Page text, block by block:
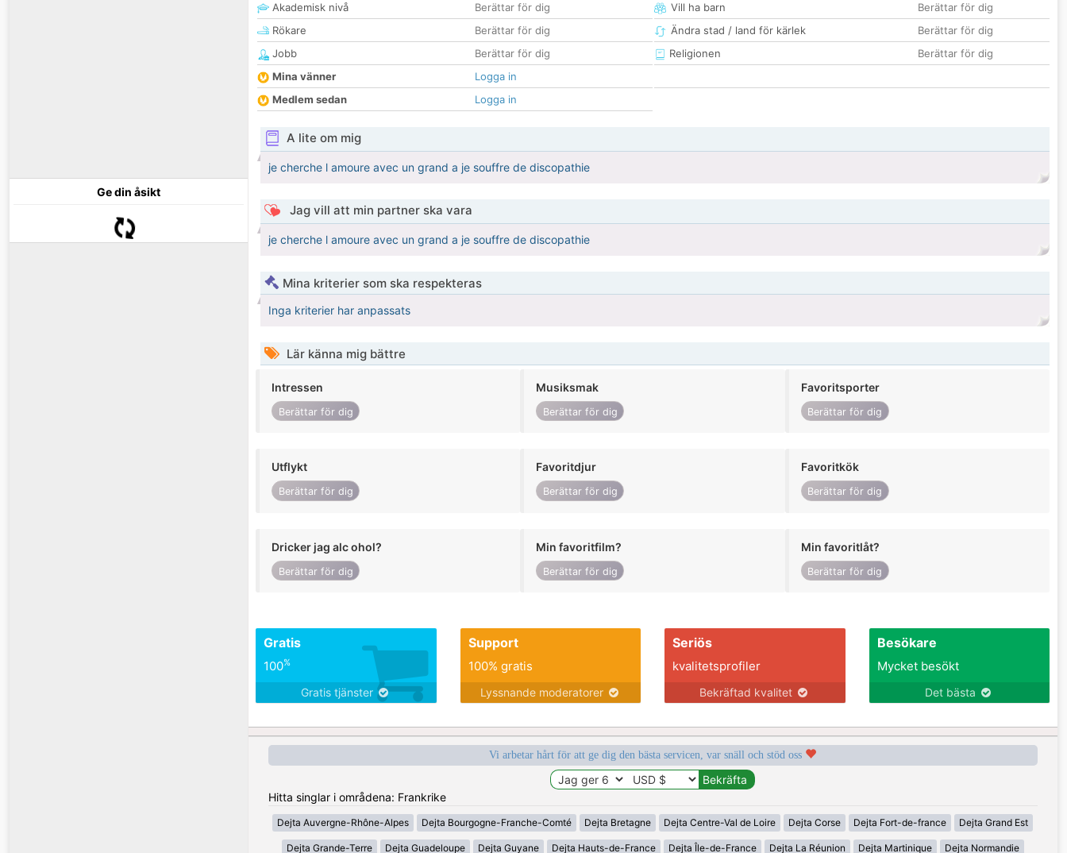
Ge din åsikt
Akademisk nivå
Berättar för dig
Rökare
Berättar för dig
Jobb
Berättar för dig
Mina vänner
Logga in
Medlem sedan
Logga in
Vill ha barn
Berättar för dig
Ändra stad / land för kärlek
Berättar för dig
Religionen
Berättar för dig
A lite om mig
je cherche l amoure avec un grand a je souffre de discopathie
Jag vill att min partner ska vara
je cherche l amoure avec un grand a je souffre de discopathie
Mina kriterier som ska respekteras
Inga kriterier har anpassats
Lär känna mig bättre
Intressen
Berättar för dig
Musiksmak
Berättar för dig
Favoritsporter
Berättar för dig
Utflykt
Berättar för dig
Favoritdjur
Berättar för dig
Favoritkök
Berättar för dig
Dricker jag alc ohol?
Berättar för dig
Min favoritfilm?
Berättar för dig
Min favoritlåt?
Berättar för dig
Gratis
100%
Gratis tjänster
Support
100% gratis
Lyssnande moderatorer
Seriös
kvalitetsprofiler
Bekräftad kvalitet
Besökare
Mycket besökt
Det bästa
Vi arbetar hårt för att ge dig den bästa servicen, var snäll och stöd oss
Hitta singlar i områdena: Frankrike
Dejta Auvergne-Rhône-Alpes Dejta Bourgogne-Franche-Comté Dejta Bretagne Dejta Centre-Val de Loire Dejta Corse Dejta Fort-de-france Dejta Grand Est
Dejta Grande-Terre Dejta Guadeloupe Dejta Guyane Dejta Hauts-de-France Dejta Île-de-France Dejta La Réunion Dejta Martinique Dejta Normandie